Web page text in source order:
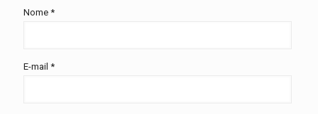
Nome *
E-mail *